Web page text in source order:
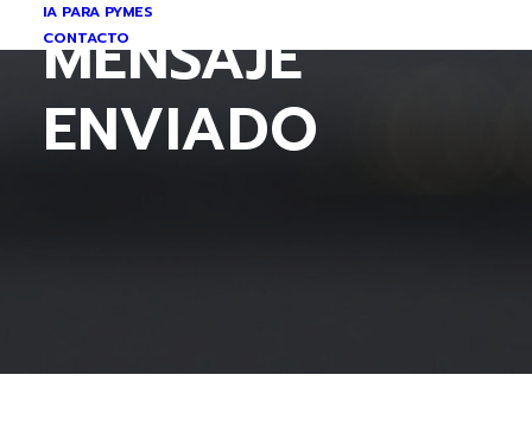
IA PARA PYMES
CONTACTO
MENSAJE
ENVIADO